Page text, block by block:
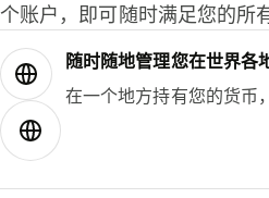
个账户，即可随时满足您的所
随时随地管理您在世界各
在一个地方持有您的货币